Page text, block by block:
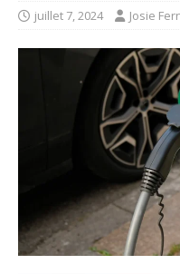
juillet 7, 2024 Josie